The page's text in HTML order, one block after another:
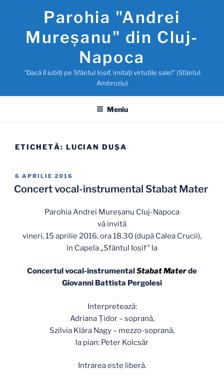
conținut
Parohia "Andrei
Mureşanu" din Cluj-
Napoca
"Dacă îl iubiţi pe Sfântul Iosif, imitaţi virtuţile sale!" (Sfântul
Ambroziu)
Meniu
ETICHETĂ: LUCIAN DUŞA
PUBLICAT
PE
6 APRILIE 2016
Concert vocal-instrumental Stabat Mater
Parohia Andrei Mureşanu Cluj-Napoca
vă invită
vineri, 15 aprilie 2016, ora 18.30 (după Calea Crucii),
în Capela „Sfântul Iosif” la
Concertul vocal-instrumentalStabat Materde
Giovanni Battista Pergolesi
Interpretează:
Adriana Ţidor – soprană,
Szilvia Klára Nagy – mezzo-soprană,
la pian: Peter Kolcsár
Intrarea este liberă.